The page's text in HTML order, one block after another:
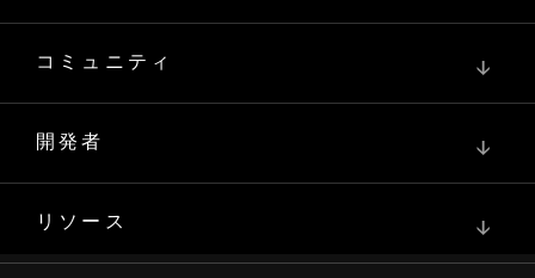
コミュニティ ↓
開発者 ↓
リソース ↓